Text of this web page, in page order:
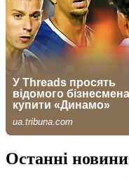
Останні новини